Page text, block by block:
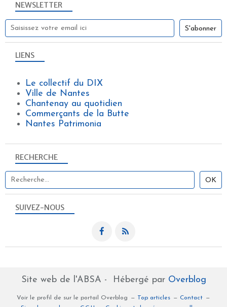
NEWSLETTER
SUIVEZ-NOUS
RECHERCHE
LIENS
Le collectif du DIX
Ville de Nantes
Chantenay au quotidien
Commerçants de la Butte
Nantes Patrimonia
Site web de l'ABSA - Hébergé par Overblog
Voir le profil de sur le portail Overblog Top articles
Contact